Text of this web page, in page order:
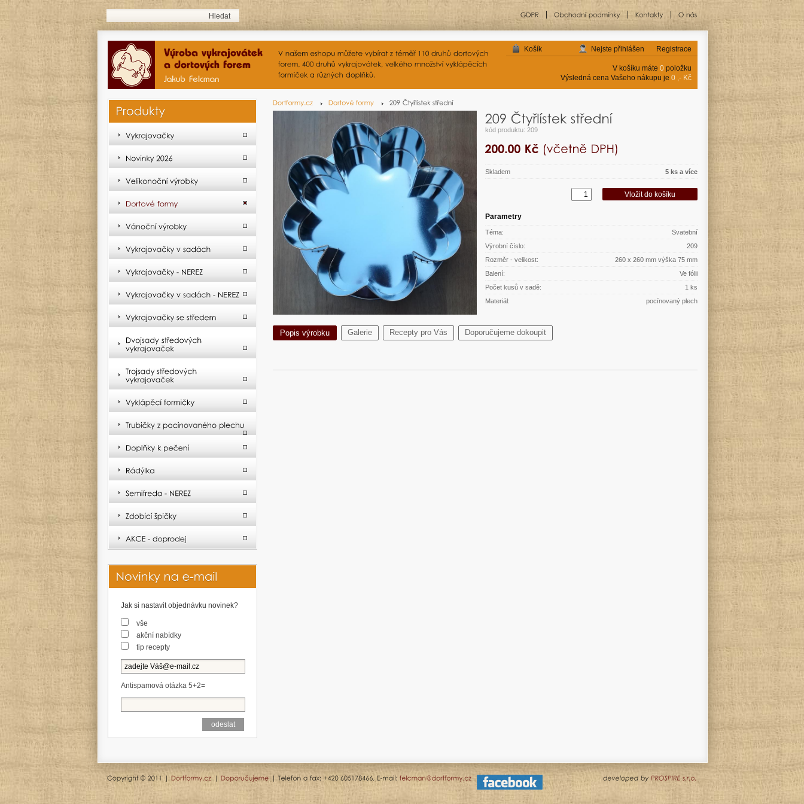
Registrace
Nejste přihlášen
Košík
V košíku máte 0 položku
Výsledná cena Vašeho nákupu je 0 ,- Kč
kód produktu: 209
Skladem 5 ks a více
Parametry
Téma:
Svatební
Výrobní číslo:
209
Rozměr - velikost:
260 x 260 mm výška 75 mm
Balení:
Ve fólii
Počet kusů v sadě:
1 ks
Materiál:
pocínovaný plech
Popis výrobku Galerie Recepty pro Vás Doporučujeme dokoupit
Jak si nastavit objednávku novinek?
vše
akční nabídky
tip recepty
Antispamová otázka 5+2=